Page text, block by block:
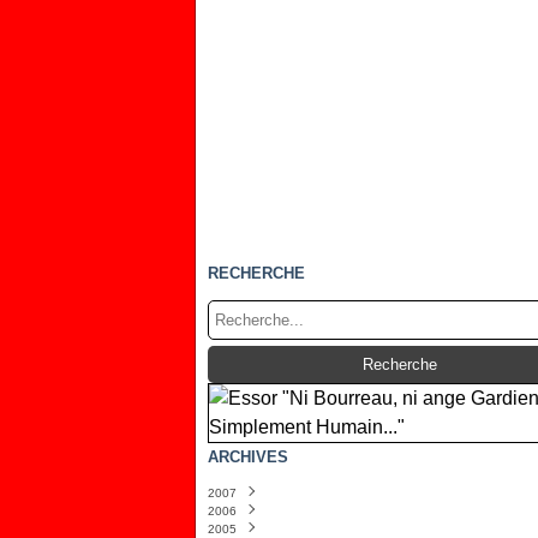
RECHERCHE
ARCHIVES
2007
Novembre
Mars
2006
Juin
2005